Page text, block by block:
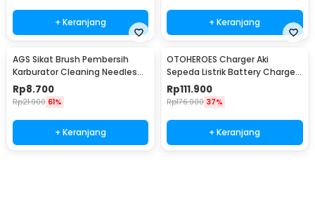
+ Keranjang + Keranjang
AGS Sikat Brush Pembersih
Karburator Cleaning Needles
Tools 15 PCS - CS8
Rp8.700
Rp21.900 61%
+ Keranjang
OTOHEROES Charger Aki
Sepeda Listrik Battery Charger
60V 20AH 3A - BEI60
Rp111.900
Rp176.900 37%
+ Keranjang